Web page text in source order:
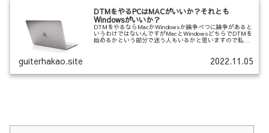
DTMをやるPCはMACがいいか？それとも
Windowsがいいか？
DTMをやるならMacかWindowsか論争べつに論争があると
いうわけではないんですがMacとWindowsどちらでDTMを
始めるかという部分で迷う人もいるかと思いますので私な
guiterhakao.site 2022.11.05